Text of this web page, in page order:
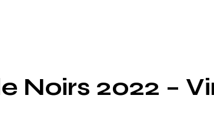
Noirs 2022 –